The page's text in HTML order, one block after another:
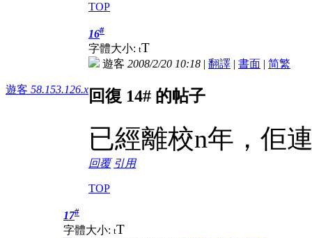
TOP
遊客 58.153.126.x
16#
字體大小: tT
遊客 2008/2/20 10:18 | 翻譯 | 書面 | 简繁
回復 14# 的帖子
已經離校n年，佢
回覆 引用
TOP
17#
字體大小: tT